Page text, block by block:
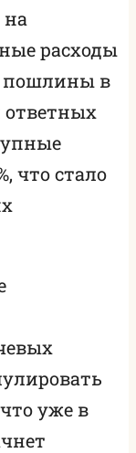
на
расходы
пошлины в
ответных
что стало
уже в